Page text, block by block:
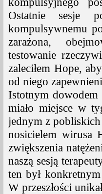
Ostatnie sesje
kompulsywnemu
zarażona,
testowanie
zaleciłem Hope,
od niego
Istotnym dowodem
miało miejsce w
jednym z
nosicielem wirusa
zwiększenia
naszą sesją
ten był
W przeszłości